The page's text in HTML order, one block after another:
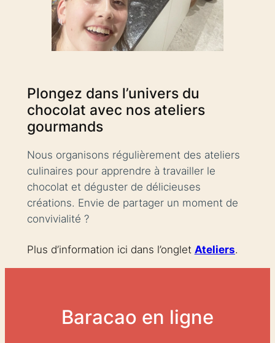
Plongez dans l’univers du
chocolat avec nos ateliers
gourmands
Nous organisons régulièrement des ateliers
culinaires pour apprendre à travailler le
chocolat et déguster de délicieuses
créations. Envie de partager un moment de
convivialité ?
Plus d’information ici dans l’onglet Ateliers.
Baracao en ligne